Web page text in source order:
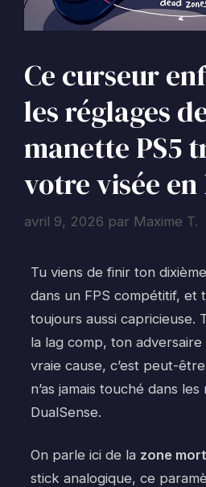
Ce curseur
les réglages
manette PS5
votre visée en
avril 9, 2026 par Maxime T.
Tu viens de finir ton
dans un FPS compétitif, et
toujours aussi capricieuse.
la lag comp, ton adversaire
vraie cause, c’est peut-
n’as jamais touché dans
DualSense.
On parle ici de la zone
stick analogique, ce